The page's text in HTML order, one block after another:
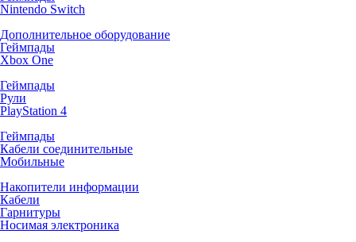
Nintendo Switch
Дополнительное оборудование
Геймпады
Xbox One
Геймпады
Рули
PlayStation 4
Геймпады
Кабели соединительные
Мобильные
Накопители информации
Кабели
Гарнитуры
Носимая электроника